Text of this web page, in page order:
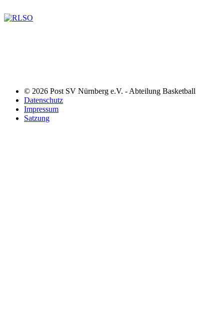
© 2026 Post SV Nürnberg e.V. - Abteilung Basketball
Datenschutz
Impressum
Satzung